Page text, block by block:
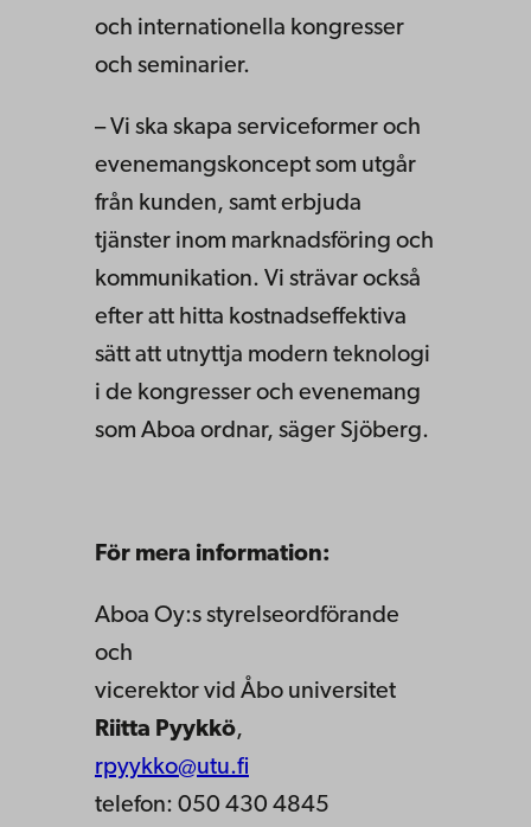
och internationella kongresser
och seminarier.
– Vi ska skapa serviceformer och
evenemangskoncept som utgår
från kunden, samt erbjuda
tjänster inom marknadsföring och
kommunikation. Vi strävar också
efter att hitta kostnadseffektiva
sätt att utnyttja modern teknologi
i de kongresser och evenemang
som Aboa ordnar, säger Sjöberg.
För mera information:
Aboa Oy:s styrelseordförande
och
vicerektor vid Åbo universitet
Riitta Pyykkö,
rpyykko@utu.fi
telefon: 050 430 4845